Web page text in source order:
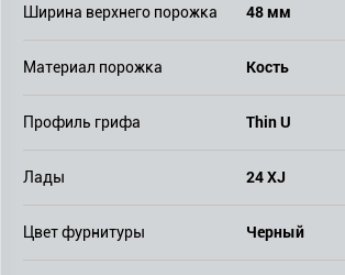
Ширина верхнего порожка 48 мм
Материал порожка Кость
Профиль грифа Thin U
Лады 24 XJ
Цвет фурнитуры Черный